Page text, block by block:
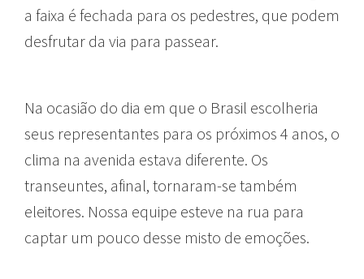
a faixa é fechada para os pedestres, que podem
desfrutar da via para passear.
Na ocasião do dia em que o Brasil escolheria
seus representantes para os próximos 4 anos, o
clima na avenida estava diferente. Os
transeuntes, afinal, tornaram-se também
eleitores. Nossa equipe esteve na rua para
captar um pouco desse misto de emoções.